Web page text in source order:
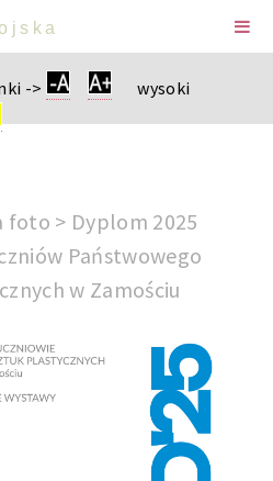
->
wysoki
foto > Dyplom 2025
Państwowego
w Zamościu